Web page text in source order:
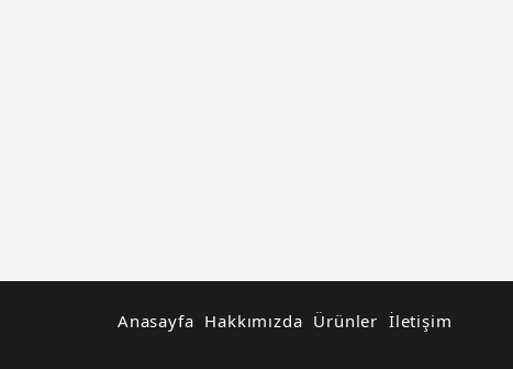
Anasayfa Hakkımızda Ürünler İletişim